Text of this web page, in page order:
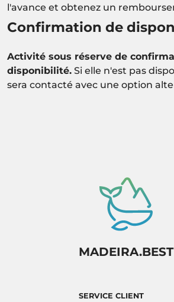
l'avance et obtenez un
Confirmation de
Activité sous réserve de
disponibilité. Si elle n'est pas
sera contacté avec une option
MADEIRA.BEST
SERVICE CLIENT